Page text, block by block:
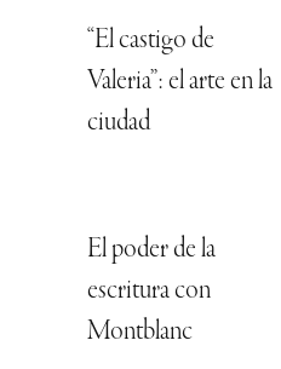
“El castigo de
Valeria”: el arte en la
ciudad
El poder de la
escritura con
Montblanc